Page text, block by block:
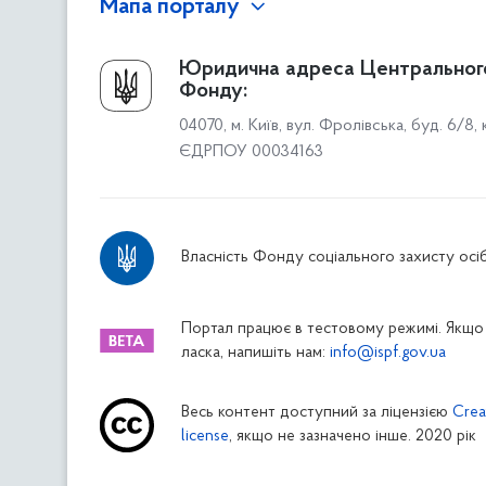
Мапа порталу
Про Фонд
Керівництво
Структура Фонду
Територіальні відділення
Дніпропетровське відділення
Житомирське відділення
Закарпатське відділення
Запорізьке відділення
Івано-Франківське відділення
Юридична адреса
Фонду:
04070, м. Київ, вул. Фролівська, буд. 6/8,
ЄДРПОУ 00034163
Власність Фонду соціального захисту осіб
Портал працює в тестовому режимі. Якщо
ласка, напишіть нам: info@ispf.gov.ua
Весь контент доступний за ліцензією
license, якщо не зазначено інше. 2020 рік